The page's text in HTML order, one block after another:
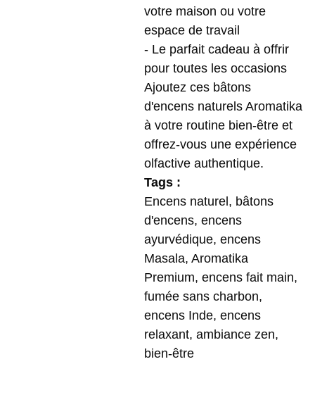
votre maison ou votre
espace de travail
- Le parfait cadeau à offrir
pour toutes les occasions
Ajoutez ces bâtons
d'encens naturels Aromatika
à votre routine bien-être et
offrez-vous une expérience
olfactive authentique.
Tags :
Encens naturel, bâtons
d'encens, encens
ayurvédique, encens
Masala, Aromatika
Premium, encens fait main,
fumée sans charbon,
encens Inde, encens
relaxant, ambiance zen,
bien-être